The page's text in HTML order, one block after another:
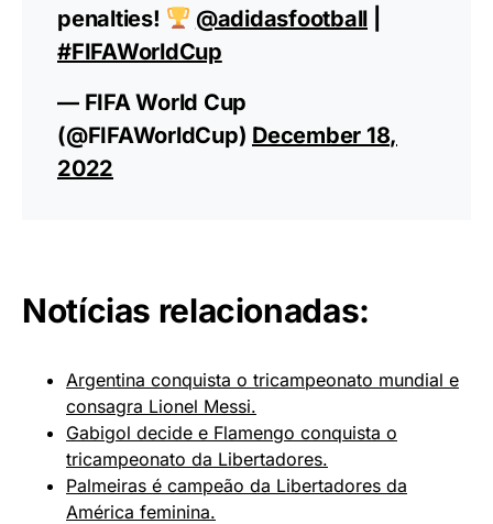
penalties!
@adidasfootball
#FIFAWorldCup
— FIFA World Cup
(@FIFAWorldCup) December 18,
2022
Notícias relacionadas:
Argentina conquista o tricampeonato mundial e
consagra Lionel Messi.
Gabigol decide e Flamengo conquista o
tricampeonato da Libertadores.
Palmeiras é campeão da Libertadores da
América feminina.